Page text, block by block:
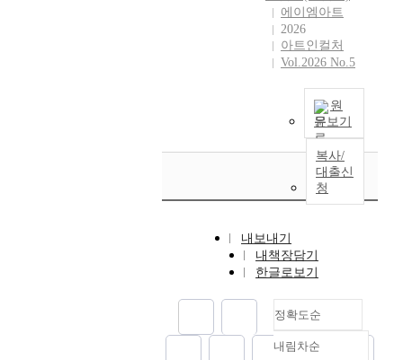
에이엠아트
2026
아트인컬처
Vol.2026 No.5
원
문보기
복사/
대출신
청
내보내기
내책장담기
한글로보기
정확도순
정확도
내림차순